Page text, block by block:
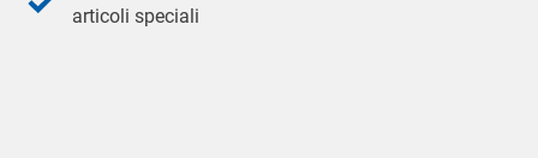
articoli speciali